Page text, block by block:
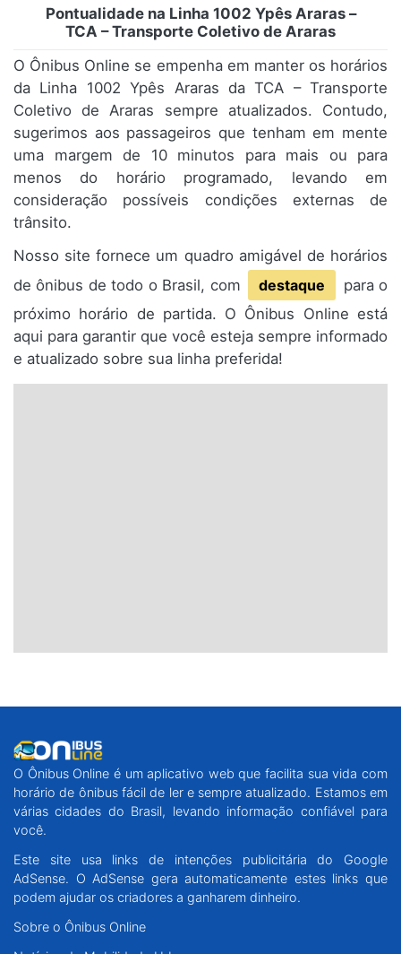
Pontualidade na Linha 1002 Ypês Araras –
TCA – Transporte Coletivo de Araras
O Ônibus Online se empenha em manter os horários
da Linha 1002 Ypês Araras da TCA – Transporte
Coletivo de Araras sempre atualizados. Contudo,
sugerimos aos passageiros que tenham em mente
uma margem de 10 minutos para mais ou para
menos do horário programado, levando em
consideração possíveis condições externas de
trânsito.
Nosso site fornece um quadro amigável de horários
de ônibus de todo o Brasil, com
destaque
para o
próximo horário de partida. O Ônibus Online está
aqui para garantir que você esteja sempre informado
e atualizado sobre sua linha preferida!
O Ônibus Online é um aplicativo web que facilita sua vida com
horário de ônibus fácil de ler e sempre atualizado. Estamos em
várias cidades do Brasil, levando informação confiável para
você.
Este site usa links de intenções publicitária do Google
AdSense. O AdSense gera automaticamente estes links que
podem ajudar os criadores a ganharem dinheiro.
Sobre o Ônibus Online